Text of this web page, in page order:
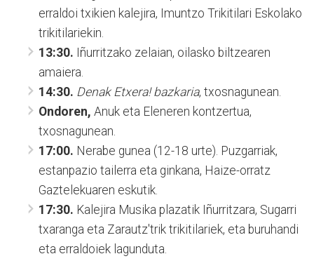
erraldoi txikien kalejira, Imuntzo Trikitilari Eskolako
trikitilariekin.
13:30. Iñurritzako zelaian, oilasko biltzearen
amaiera.
14:30. Denak Etxera! bazkaria, txosnagunean.
Ondoren, Anuk eta Eleneren kontzertua,
txosnagunean.
17:00. Nerabe gunea (12-18 urte). Puzgarriak,
estanpazio tailerra eta ginkana, Haize-orratz
Gaztelekuaren eskutik.
17:30. Kalejira Musika plazatik Iñurritzara, Sugarri
txaranga eta Zarautz'trik trikitilariek, eta buruhandi
eta erraldoiek lagunduta.